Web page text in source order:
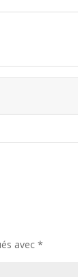
avec*